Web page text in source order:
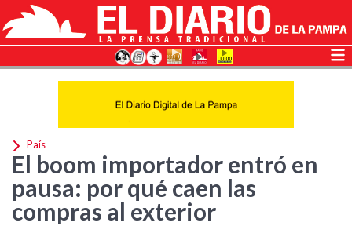
País
El boom importador entró en
pausa: por qué caen las
compras al exterior